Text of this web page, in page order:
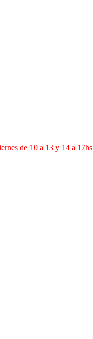
de 10 a 13 y 14 a 17hs